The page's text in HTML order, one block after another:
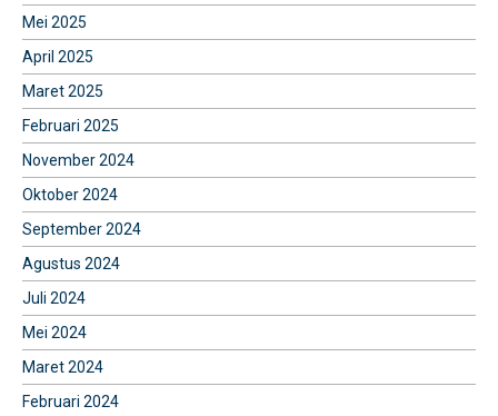
Mei 2025
April 2025
Maret 2025
Februari 2025
November 2024
Oktober 2024
September 2024
Agustus 2024
Juli 2024
Mei 2024
Maret 2024
Februari 2024